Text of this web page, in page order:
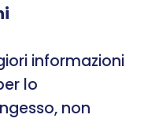
informazioni
lo
non